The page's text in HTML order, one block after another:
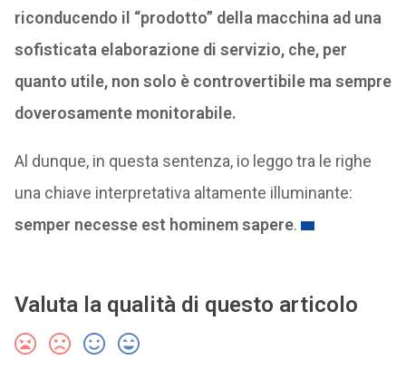
riconducendo il “prodotto” della macchina ad una
sofisticata elaborazione di servizio, che, per
quanto utile, non solo è controvertibile ma sempre
doverosamente monitorabile.
Al dunque, in questa sentenza, io leggo tra le righe
una chiave interpretativa altamente illuminante:
semper necesse est hominem sapere.
Valuta la qualità di questo articolo